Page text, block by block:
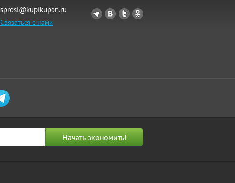
sprosi@kupikupon.ru
Связаться с нами